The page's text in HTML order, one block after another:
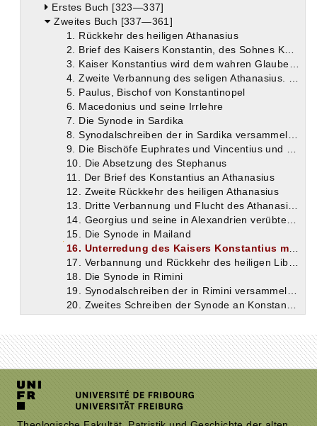
Erstes Buch [323—337]
Zweites Buch [337—361]
1. Rückkehr des heiligen Athanasius
2. Brief des Kaisers Konstantin, des Sohnes Konstantins, an die Alexandriner
3. Kaiser Konstantius wird dem wahren Glauben entfremdet
4. Zweite Verbannung des seligen Athanasius. Erhebung und Ende des Gregorius
5. Paulus, Bischof von Konstantinopel
6. Macedonius und seine Irrlehre
7. Die Synode in Sardika
8. Synodalschreiben der in Sardika versammelten Bischöfe an die Bischöfe des ganzen Erdkreises
9. Die Bischöfe Euphrates und Vincentius und der in Antiochien gegen sie unternommene Anschlag
10. Die Absetzung des Stephanus
11. Der Brief des Konstantius an Athanasius
12. Zweite Rückkehr des heiligen Athanasius
13. Dritte Verbannung und Flucht des Athanasius.
14. Georgius und seine in Alexandrien verübten Freveltaten
15. Die Synode in Mailand
16. Unterredung des Kaisers Konstantius mit dem römischen Bischof Liberius
17. Verbannung und Rückkehr des heiligen Liberius
18. Die Synode in Rimini
19. Synodalschreiben der in Rimini versammelten Bischöfe an den Kaiser Konstantius
20. Zweites Schreiben der Synode an Konstantius
22. Synodalschreiben des Bischofs Damasus von Rom und der abendländischen Bischöfe an die Bischöfe Illyriens in betreff der Synode zu Rimini
23. Urteil des Bischofs Athanasius über dieselbe Synode (zu Rimini)
24. Die Arglist des Bischofs Leontius von Antiochien und die Freimütigkeit des Flavianus und Diodorus
26. Die zweite Synode von Nizäa
27. Die Synode zu Seleucia in Isaurien